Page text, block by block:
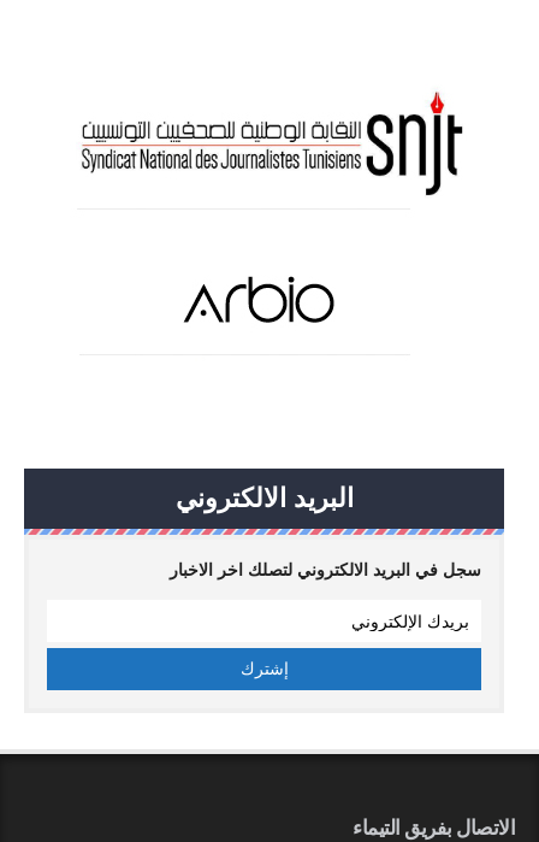
البريد الالكتروني
سجل في البريد الالكتروني لتصلك اخر الاخبار
الاتصال بفريق التيماء